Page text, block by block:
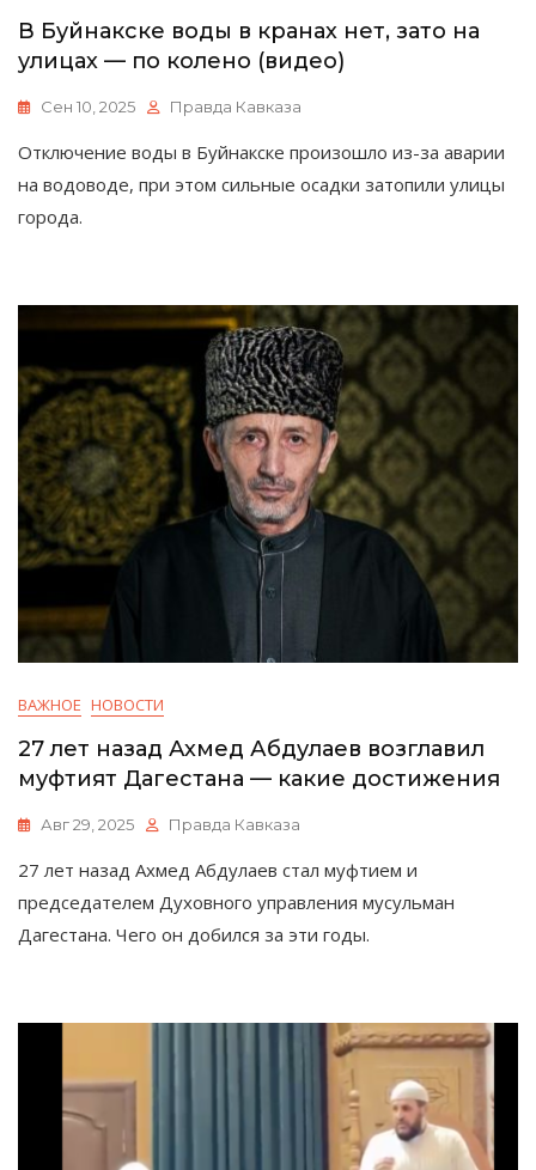
В Буйнакске воды в кранах нет, зато на
улицах — по колено (видео)
Сен 10, 2025 Правда Кавказа
Отключение воды в Буйнакске произошло из-за аварии
на водоводе, при этом сильные осадки затопили улицы
города.
ВАЖНОЕ НОВОСТИ
27 лет назад Ахмед Абдулаев возглавил
муфтият Дагестана — какие достижения
Авг 29, 2025 Правда Кавказа
27 лет назад Ахмед Абдулаев стал муфтием и
председателем Духовного управления мусульман
Дагестана. Чего он добился за эти годы.